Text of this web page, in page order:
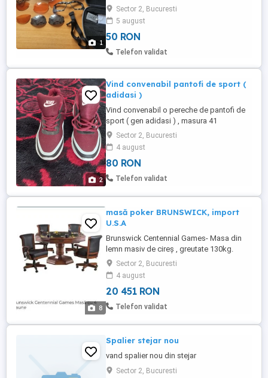
1
sticlă incasabilă din policarbonat
rezistente la zgârieturi. Ochelarii sunt
pentru toate condițiile de vizibilitate.
Lentile portocalii, colorate și cu oglindă.
Lentilele de culoare portocalie sunt făcute
Sector 2, Bucuresti
5 august
50 RON
Telefon validat
2
Vind convenabil pantofi de sport (
adidasi )
Vind convenabil o pereche de pantofi de
sport ( gen adidasi ) , masura 41
Sector 2, Bucuresti
4 august
80 RON
Telefon validat
8
masă poker BRUNSWICK, import
U.S.A
Brunswick Centennial Games- Masa din
lemn masiv de cireș , greutate 130kg.
Import USA. pt 8 jucători Vine impreuna cu
8 scaune ( 4 originale + 4 executate la
comanda). Poate fi folosita ca masa de
jocuri dar și decorativa sau utilizată ca
masa însuși, tăblia fiind reversibila iar
Sector 2, Bucuresti
4 august
20 451 RON
Telefon validat
Spalier stejar nou
vand spalier nou din stejar
Sector 2, Bucuresti